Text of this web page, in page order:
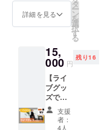
場合が
ござい
ます。
内で係
員の指
示及び
注意に
従わな
い場
合、入
場をお
断り、
ド、
ブック
レット
ついて
おりま
す。 是
非この
機会に
ゲット
してい
ただけ
ると嬉
場、も
しくは
止とな
る場合
があり
ます。
皆様の
ご協力
をお願
い致し
ます。
公演の
どちら
選びく
ださ
い。 ・
下記の
注意・
禁止事
項をお
守り頂
にプリ
ントさ
写真が
ポイン
トで
す！ こ
れから
の季節
にぴっ
たりな
きま
す。
01.未定
02.未定
03.未定
04.未定
05.未定
NEWア
ルバム
は新た
できる
プラン
バース
デーラ
イブ当
日は購
入価格
に応じ
ての2
ショッ
②Ache
rieより
お礼の
をお送
りさせ
ていた
だきま
す。
(メール
の内容
はみな
さま同
詳細を見る
タ
ー
ン
を
選
択
す
る
15,
000 円
残り16
【ライ
ブグッ
ズで応
援プラ
ン】 リ
ターン
支援
者：
4人